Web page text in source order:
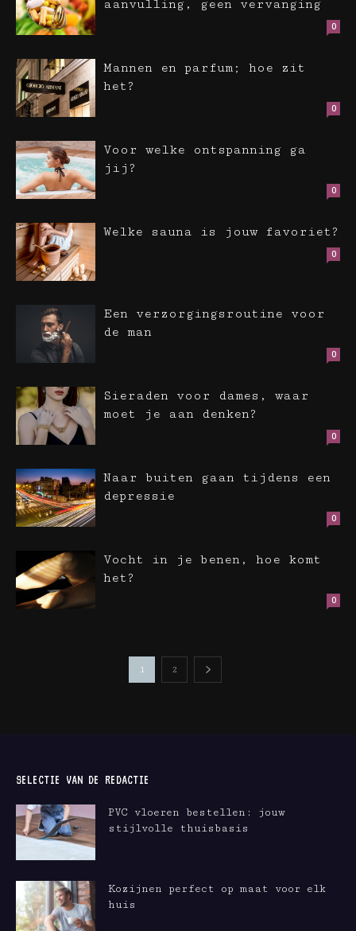
aanvulling, geen vervanging
0
Mannen en parfum; hoe zit
het?
0
Voor welke ontspanning ga
jij?
0
Welke sauna is jouw favoriet?
0
Een verzorgingsroutine voor
de man
0
Sieraden voor dames, waar
moet je aan denken?
0
Naar buiten gaan tijdens een
depressie
0
Vocht in je benen, hoe komt
het?
0
1 2
SELECTIE VAN DE REDACTIE
PVC vloeren bestellen: jouw
stijlvolle thuisbasis
Kozijnen perfect op maat voor elk
huis